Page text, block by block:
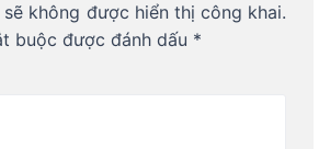
sẽ không được hiển thị công khai.
buộc được đánh dấu *